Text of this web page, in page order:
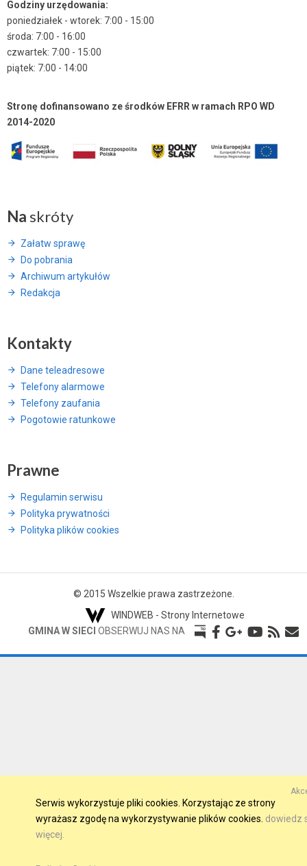
Godziny urzędowania:
poniedziałek - wtorek: 7:00 - 15:00
środa: 7:00 - 16:00
czwartek: 7:00 - 15:00
piątek: 7:00 - 14:00
Stronę dofinansowano ze środków EFRR w ramach RPO WD
2014-2020
Na skróty
Załatw sprawę
Do pobrania
Archiwum artykułów
Redakcja
Kontakty
Dane teleadresowe
Telefony alarmowe
Telefony zaufania
Pogotowie ratunkowe
Prawne
Regulamin serwisu
Polityka prywatności
Polityka plików cookies
© 2015 Wszelkie prawa zastrzeżone.
WINDWEB - Strony Internetowe
GMINA W SIECI OBSERWUJ NAS NA
Serwis wykorzystuje pliki cookies. Korzystając ze strony
wyrażasz zgodę na wykorzystywanie plików cookies. dowiedz
więcej.